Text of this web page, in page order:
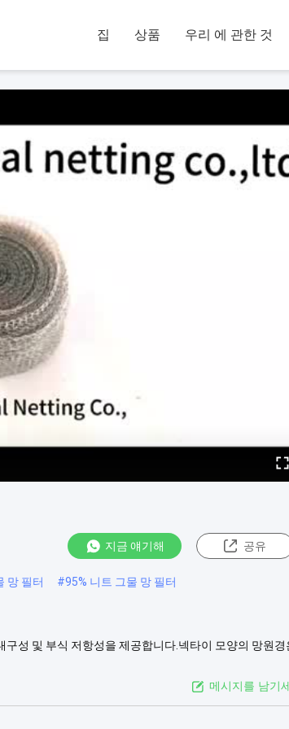
집 상품 우리 에 관한 것
지금 얘기해 공유
망 필터 #95% 니트 그물 망 필터
성 및 부식 저항성을 제공합니다.넥타이 모양의 망원경
메시지를 남기